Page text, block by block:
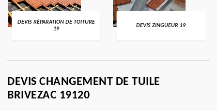
DEVIS RÉPARATION DE TOITURE
19
DEVIS ZINGUEUR 19
DEVIS CHANGEMENT DE TUILE
BRIVEZAC 19120